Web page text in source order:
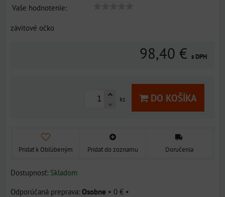
Vaše hodnotenie:
závitové očko
98,40 € s DPH
ks DO KOŠÍKA
Pridať k Obľúbeným Pridať do zoznamu Doručenia
Dostupnosť: Skladom
Osobne • 0 € •